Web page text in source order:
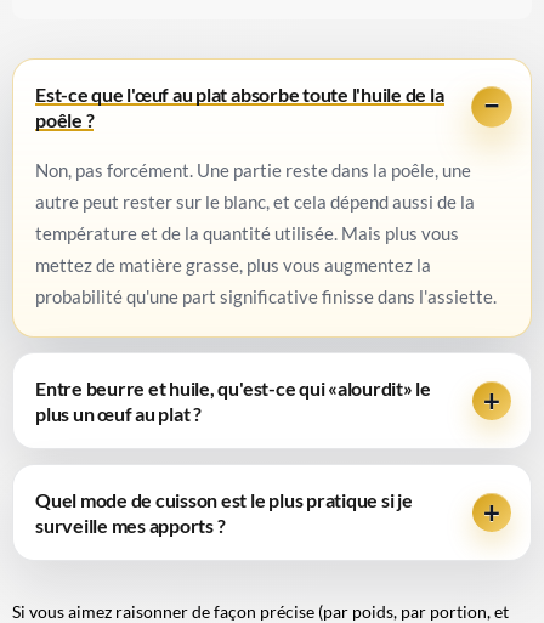
Est-ce que l'œuf au plat absorbe toute l'huile de la
poêle ?
Non, pas forcément. Une partie reste dans la poêle, une
autre peut rester sur le blanc, et cela dépend aussi de la
température et de la quantité utilisée. Mais plus vous
mettez de matière grasse, plus vous augmentez la
probabilité qu'une part significative finisse dans l'assiette.
Entre beurre et huile, qu'est-ce qui «alourdit» le
plus un œuf au plat ?
Quel mode de cuisson est le plus pratique si je
surveille mes apports ?
Si vous aimez raisonner de façon précise (par poids, par portion, et